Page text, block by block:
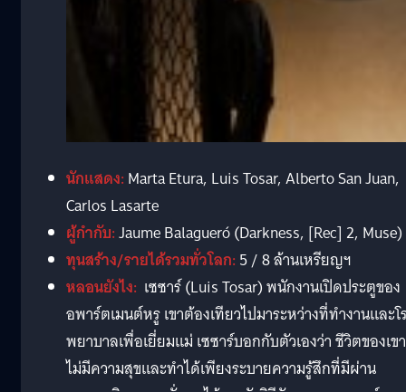
นักแสดง:Marta Etura, Luis Tosar, Alberto San Juan,
Carlos Lasarte
ผู้กำกับ:Jaume Balagueró (Darkness, [Rec] 2, Muse)
ทุนสร้าง/รายได้รวมทั่วโลก:5 / 8 ล้านเหรียญฯ
หลอนยังไง: เซซาร์ (Luis Tosar) พนักงานเปิดประตูของ
อพาร์ตเมนต์หรู เขาต้องเทียวไปมาระหว่างที่ทำงานและโ
พยาบาลเพื่อเยี่ยมแม่ เซซาร์บอกกับตัวเองว่า ชีวิตของเขา
ไม่มีความสุขและทำได้เพียงระบายความรู้สึกที่มีผ่าน